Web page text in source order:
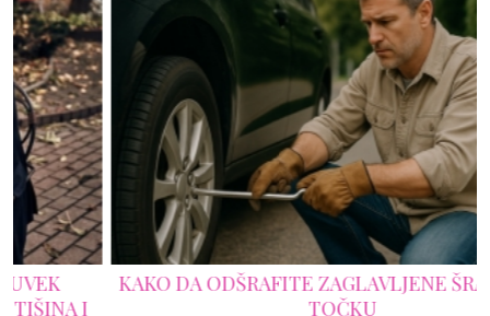
KAKO DA ODŠRAFITE ZAGLAVLJENE ŠRAFOVE NA